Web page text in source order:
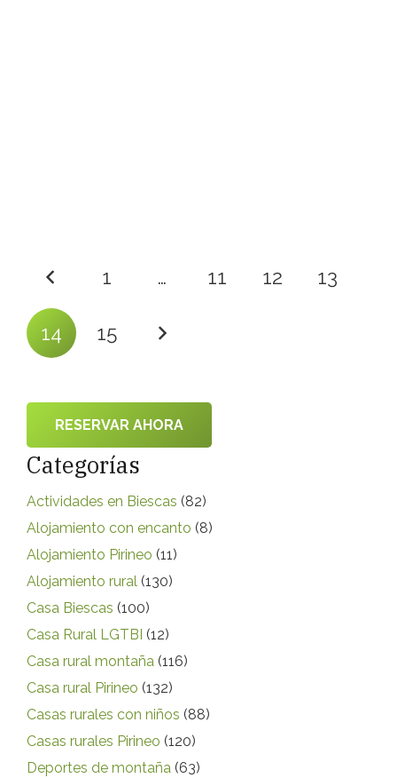
1 … 11 12 13
14 15
RESERVAR AHORA
Categorías
Actividades en Biescas (82)
Alojamiento con encanto (8)
Alojamiento Pirineo (11)
Alojamiento rural (130)
Casa Biescas (100)
Casa Rural LGTBI (12)
Casa rural montaña (116)
Casa rural Pirineo (132)
Casas rurales con niños (88)
Casas rurales Pirineo (120)
Deportes de montaña (63)